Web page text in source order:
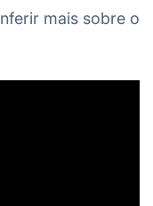
mais sobre o